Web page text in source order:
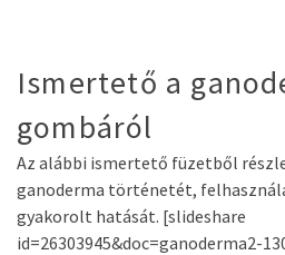
Ismertető a
gombáról
Az alábbi ismertető füzetből
ganoderma történetét,
gyakorolt hatását. [slideshare
id=26303945&doc=ganoderma2-